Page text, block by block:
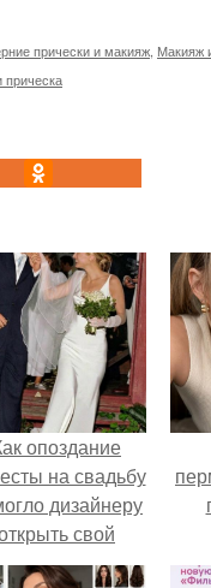
прически и макияж Макияж
опоздание
на свадьбу
дизайнеру
свой
бренд.